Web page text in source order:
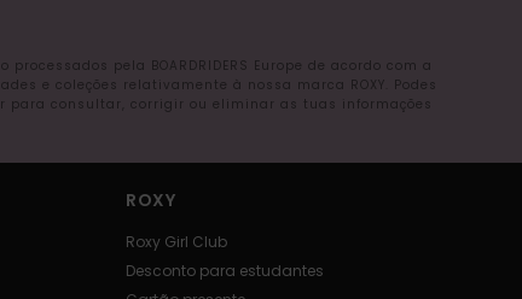
pela BOARDRIDERS Europe de acordo com a
e coleções relativamente à nossa marca ROXY. Podes
para consultar, corrigir ou eliminar as tuas informações
ROXY
Roxy Girl Club
Desconto para estudantes